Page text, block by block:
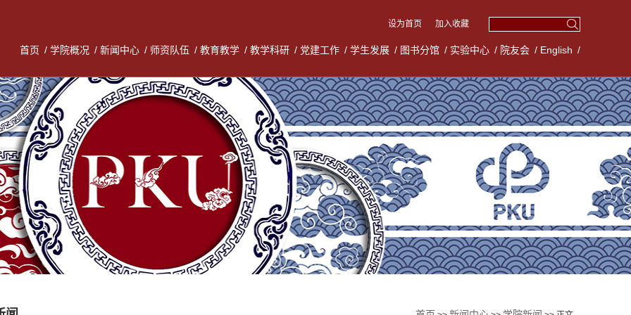
设为首页 加入收藏
首页 / 学院概况 / 新闻中心 / 师资队伍 / 教育教学 / 教学科研 / 党建工作 / 学生发展 / 图书分馆 / 实验中心 / 院友会 / English /